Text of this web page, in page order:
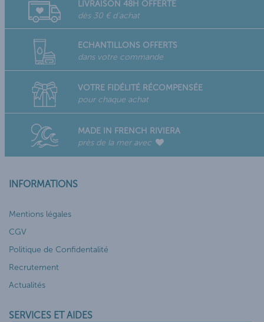
LIVRAISON 48H OFFERTE
dès 30 € d'achat
ECHANTILLONS OFFERTS
dans votre commande
VOTRE FIDÉLITÉ RÉCOMPENSÉE
pour chaque achat
MADE IN FRENCH RIVIERA
près de la mer avec
INFORMATIONS
Mentions légales
CGV
Politique de Confidentalité
Recrutement
Actualités
SERVICES ET AIDES